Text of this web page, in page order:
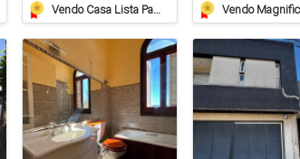
Vendo Casa Lista Para Habitar